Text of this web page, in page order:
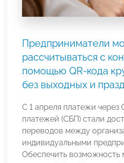
Предприниматели
рассчитываться с
помощью QR-кода
без выходных и
С 1 апреля платежи
платежей (СБП) стали
переводов между
индивидуальными
Обеспечить возможность